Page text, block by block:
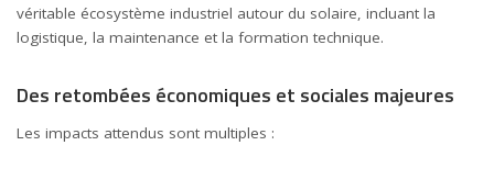
véritable écosystème industriel autour du solaire, incluant la
logistique, la maintenance et la formation technique.
Des retombées économiques et sociales majeures
Les impacts attendus sont multiples :